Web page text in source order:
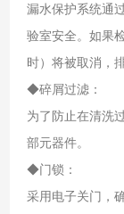
漏水保护系统通
验室安全。如果
时）将被取消，
◆碎屑过滤：
为了防止在清洗
部元器件。
◆门锁：
采用电子关门，